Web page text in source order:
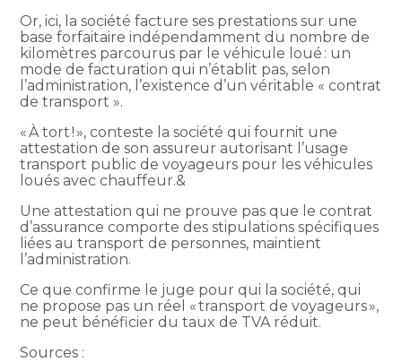
Or, ici, la société facture ses prestations sur une
base forfaitaire indépendamment du nombre de
kilomètres parcourus par le véhicule loué : un
mode de facturation qui n’établit pas, selon
l’administration, l’existence d’un véritable « contrat
de transport ».
« À tort ! », conteste la société qui fournit une
attestation de son assureur autorisant l’usage
transport public de voyageurs pour les véhicules
loués avec chauffeur.&
Une attestation qui ne prouve pas que le contrat
d’assurance comporte des stipulations spécifiques
liées au transport de personnes, maintient
l’administration.
Ce que confirme le juge pour qui la société, qui
ne propose pas un réel « transport de voyageurs »,
ne peut bénéficier du taux de TVA réduit.
Sources :